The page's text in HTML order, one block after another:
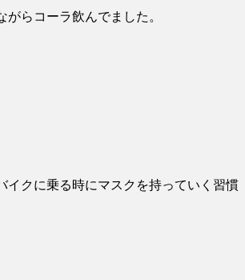
らコーラ飲んでました。
クに乗る時にマスクを持っていく習慣